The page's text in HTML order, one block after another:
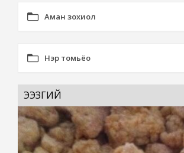
Аман зохиол
Нэр томьёо
ЭЭЗГИЙ